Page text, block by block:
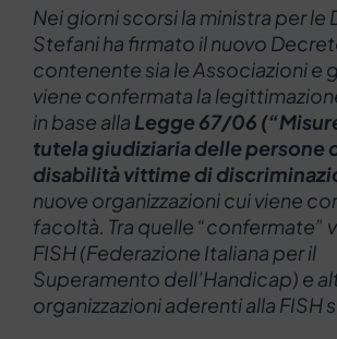
Nei giorni scorsi la ministra per le
Stefani ha firmato il nuovo
contenente sia le Associazioni e
viene confermata la
in base alla Legge 67/06
tutela giudiziaria delle persone
disabilità vittime di
nuove organizzazioni cui viene
facoltà. Tra quelle “confermate”
FISH (Federazione Italiana per il
Superamento dell’Handicap) e
organizzazioni aderenti alla FISH